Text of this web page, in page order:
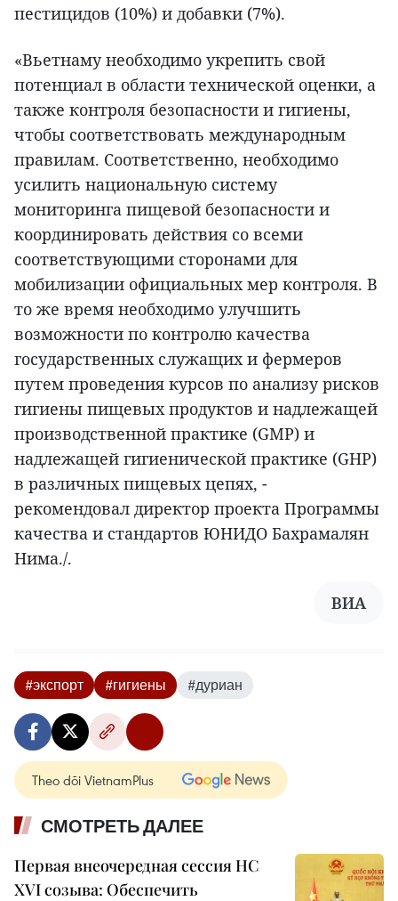
пестицидов (10%) и добавки (7%).
«Вьетнаму необходимо укрепить свой
потенциал в области технической оценки, а
также контроля безопасности и гигиены,
чтобы соответствовать международным
правилам. Соответственно, необходимо
усилить национальную систему
мониторинга пищевой безопасности и
координировать действия со всеми
соответствующими сторонами для
мобилизации официальных мер контроля. В
то же время необходимо улучшить
возможности по контролю качества
государственных служащих и фермеров
путем проведения курсов по анализу рисков
гигиены пищевых продуктов и надлежащей
производственной практике (GMP) и
надлежащей гигиенической практике (GHP)
в различных пищевых цепях, -
рекомендовал директор проекта Программы
качества и стандартов ЮНИДО Бахрамалян
Нима./.
ВИА
#экспорт #гигиены #дуриан
Theo dõi VietnamPlus
СМОТРЕТЬ ДАЛЕЕ
Первая внеочередная сессия НС
XVI созыва: Обеспечить